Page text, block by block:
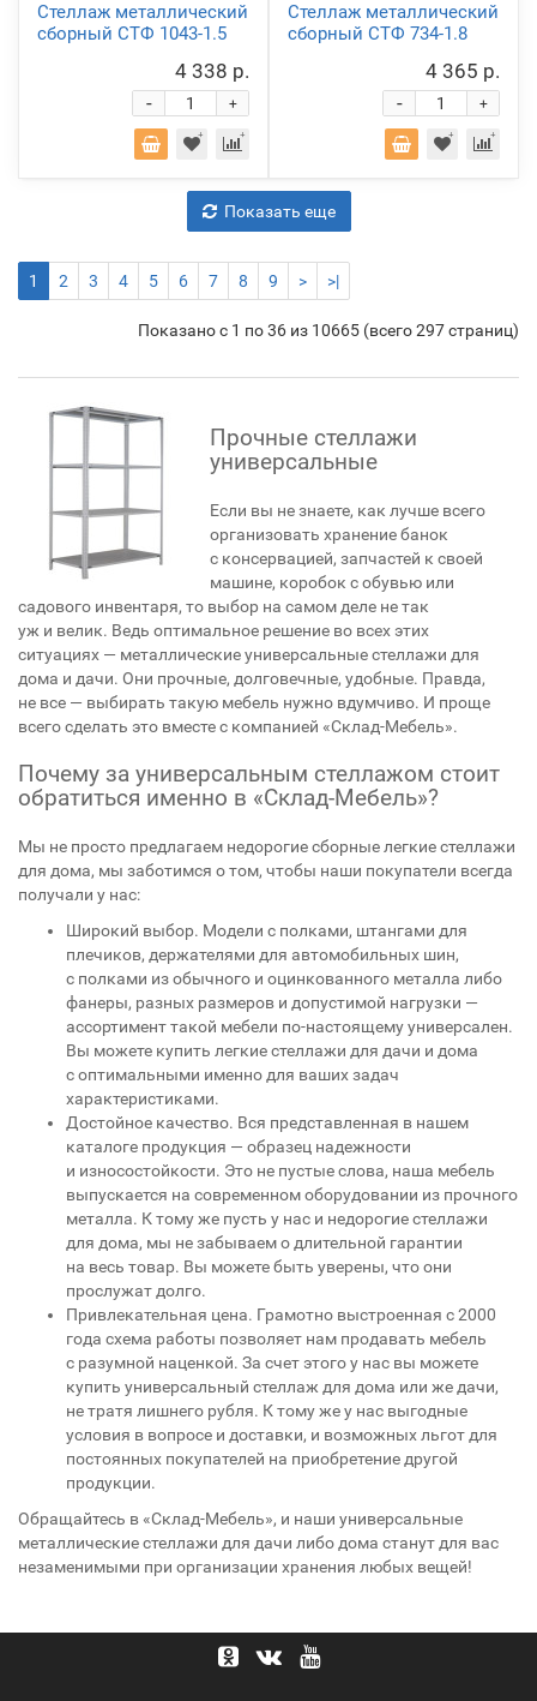
Стеллаж металлический
сборный СТФ 1043-1.5
4 338 р.
+
-
Стеллаж металлический
сборный СТФ 734-1.8
4 365 р.
+
-
Показать еще
1 2 3 4 5 6 7 8 9 > >|
Показано с 1 по 36 из 10665 (всего 297 страниц)
Прочные стеллажи
универсальные
Если вы не знаете, как лучше всего
организовать хранение банок
с консервацией, запчастей к своей
машине, коробок с обувью или
садового инвентаря, то выбор на самом деле не так
уж и велик. Ведь оптимальное решение во всех этих
ситуациях — металлические универсальные стеллажи для
дома и дачи. Они прочные, долговечные, удобные. Правда,
не все — выбирать такую мебель нужно вдумчиво. И проще
всего сделать это вместе с компанией «Склад-Мебель».
Почему за универсальным стеллажом стоит
обратиться именно в «Склад-Мебель»?
Мы не просто предлагаем недорогие сборные легкие стеллажи
для дома, мы заботимся о том, чтобы наши покупатели всегда
получали у нас:
Широкий выбор. Модели с полками, штангами для
плечиков, держателями для автомобильных шин,
с полками из обычного и оцинкованного металла либо
фанеры, разных размеров и допустимой нагрузки —
ассортимент такой мебели по-настоящему универсален.
Вы можете купить легкие стеллажи для дачи и дома
с оптимальными именно для ваших задач
характеристиками.
Достойное качество. Вся представленная в нашем
каталоге продукция — образец надежности
и износостойкости. Это не пустые слова, наша мебель
выпускается на современном оборудовании из прочного
металла. К тому же пусть у нас и недорогие стеллажи
для дома, мы не забываем о длительной гарантии
на весь товар. Вы можете быть уверены, что они
прослужат долго.
Привлекательная цена. Грамотно выстроенная с 2000
года схема работы позволяет нам продавать мебель
с разумной наценкой. За счет этого у нас вы можете
купить универсальный стеллаж для дома или же дачи,
не тратя лишнего рубля. К тому же у нас выгодные
условия в вопросе и доставки, и возможных льгот для
постоянных покупателей на приобретение другой
продукции.
Обращайтесь в «Склад-Мебель», и наши универсальные
металлические стеллажи для дачи либо дома станут для вас
незаменимыми при организации хранения любых вещей!